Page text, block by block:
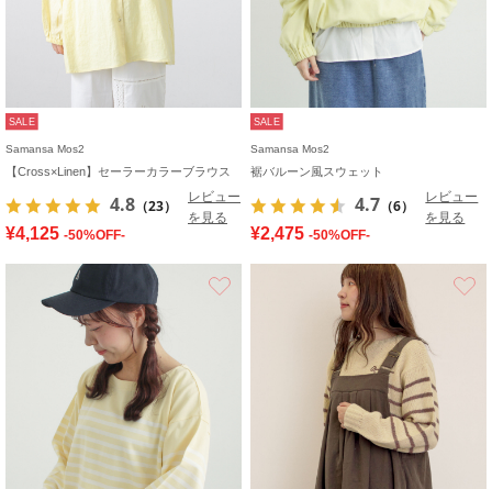
SALE
Samansa Mos2
【Cross×Linen】セーラーカラーブラウス
4.8 （23）
レビュー
を見る
¥4,125 -50%OFF-
SALE
Samansa Mos2
裾バルーン風スウェット
4.7 （6）
レビュー
を見る
¥2,475 -50%OFF-